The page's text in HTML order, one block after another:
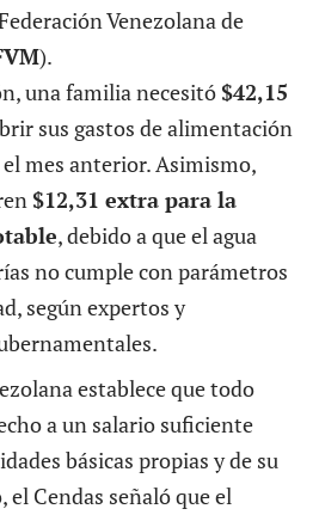
Venezolana de
).
una familia necesitó $42,15
sus gastos de alimentación
mes anterior. Asimismo,
$12,31 extra para la
, debido a que el agua
no cumple con parámetros
según expertos y
establece que todo
a un salario suficiente
básicas propias y de su
Cendas señaló que el